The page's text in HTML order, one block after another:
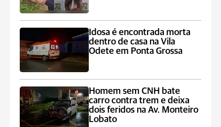
Idosa é encontrada morta
dentro de casa na Vila
Odete em Ponta Grossa
Homem sem CNH bate
carro contra trem e deixa
dois feridos na Av. Monteiro
Lobato